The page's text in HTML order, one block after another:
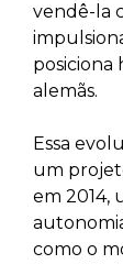
vendê-la
posiciona
alemãs.
Essa
um
em 2014,
como o